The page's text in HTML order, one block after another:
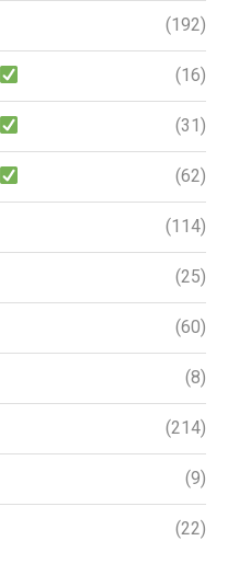
(192)
(16)
(31)
(62)
(114)
(25)
(60)
(8)
(214)
(9)
(22)